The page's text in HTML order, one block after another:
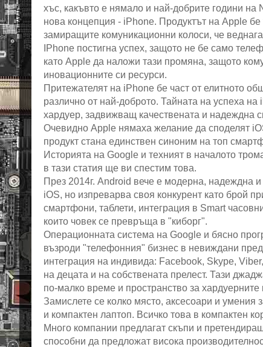
хъс, какъвто е нямало и най-добрите години на
нова концепция - iPhone. Продуктът на Apple бе
замиращите комуникационни колоси, че
IPhone постигна успех, защото не бе само
като Apple да наложи тази промяна, защото
иновационните си ресурси.
Притежателят на iPhone бе част от елитното
различно от най-доброто. Тайната на успеха
хардуер, задвижващ качествената и надеждна
Очевидно Apple нямаха желание да споделят
продукт стана единствен синоним на топ
Историята на Google и техният в началото
в тази статия ще ви спестим това.
През 2014г. Android вече е модерна, надеждна
iOS, но изпреварва своя конкурент като брой
смартфони, таблети, интеграция в Smart
които човек се превръща в "киборг".
Операционната система на Google и бясно
възроди "телефонния" бизнес в невиждани
интеграция на индивида: Facebook, Skype,
на децата и на собствената прелест. Тази
по-малко време и пространство за
Замислете се колко място, аксесоари и умения
и компактен лаптоп. Всичко това в компактен
Много компании предлагат скъпи и
способни да предложат висока